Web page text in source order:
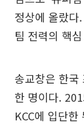
정상에 올랐다
팀 전력의 핵
송교창은 한
한 명이다.
KCC에 입단